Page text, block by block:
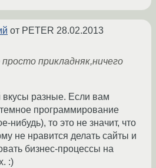
от PETER 28.02.2013
прикладняк,ничего
разные. Если вам
программирование
нибудь), то это не значит, что
не нравится делать сайты и
бизнес-процессы на
:)